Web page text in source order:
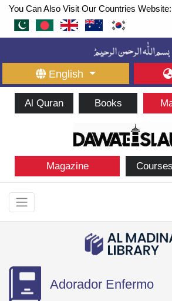
You Can Also Visit Our Countries Website:
English
Al Quran Books
Magazine Courses
Adorador Enfermo